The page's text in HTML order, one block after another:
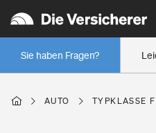
Sie haben Fragen?
Wer versichert was: Jetzt
Regionalklassen: So ist Ihre
Wer versichert was: Jetzt
AUTO TYPKLASSE